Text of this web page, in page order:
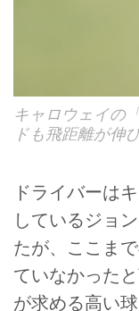
キャロウェイの
ドも飛距離が伸
ドライバーは
しているジョ
たが、ここま
ていなかった
が求める高い